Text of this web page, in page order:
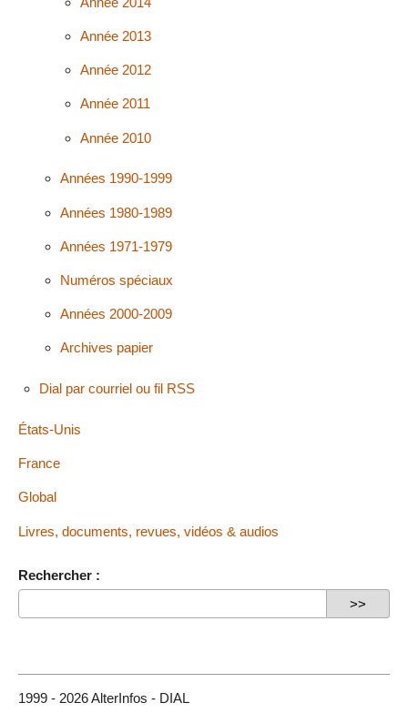
Année 2013
Année 2012
Année 2011
Année 2010
Années 1990-1999
Années 1980-1989
Années 1971-1979
Numéros spéciaux
Années 2000-2009
Archives papier
Dial par courriel ou fil RSS
États-Unis
France
Global
Livres, documents, revues, vidéos & audios
Rechercher :
1999 - 2026 AlterInfos - DIAL